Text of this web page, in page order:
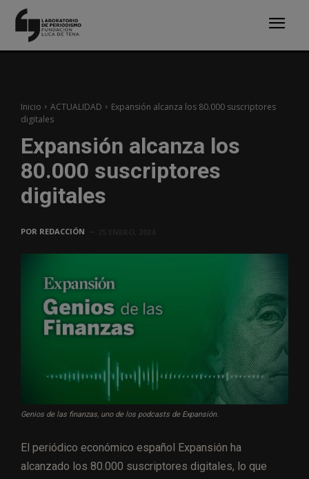
Inicio ACTUALIDAD
Expansión alcanza los 80.000 suscriptores
digitales
Expansión alcanza los
80.000 suscriptores
digitales
POR REDACCIÓN
Genios de las finanzas, uno de los podcasts de Expansión.
El periódico económico español Expansión ha
alcanzado los 80.000 suscriptores digitales, lo que